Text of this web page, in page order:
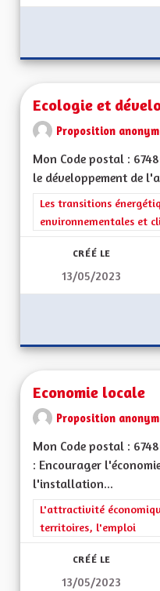
Ecologie et
Proposition
Mon Code postal :
le développement de
Filtrer les résultats de
Les transitions
environnementales et
CRÉÉ LE
13/05/2023
Economie locale
Proposition
Mon Code postal :
: Encourager
l'installation...
Filtrer les résultats de
L'attractivité
territoires, l'emploi
CRÉÉ LE
13/05/2023